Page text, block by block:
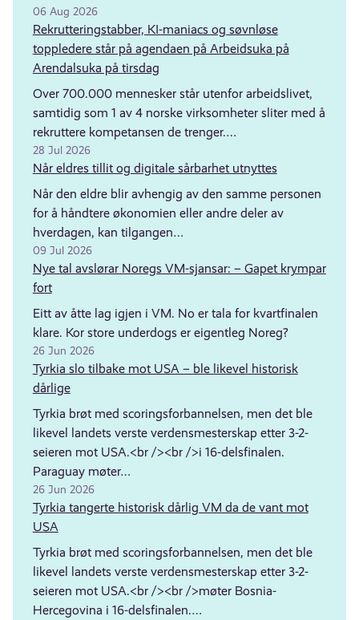
06 Aug 2026
Rekrutteringstabber, KI-maniacs og søvnløse
toppledere står på agendaen på Arbeidsuka på
Arendalsuka på tirsdag
Over 700.000 mennesker står utenfor arbeidslivet,
samtidig som 1 av 4 norske virksomheter sliter med å
rekruttere kompetansen de trenger.…
28 Jul 2026
Når eldres tillit og digitale sårbarhet utnyttes
Når den eldre blir avhengig av den samme personen
for å håndtere økonomien eller andre deler av
hverdagen, kan tilgangen…
09 Jul 2026
Nye tal avslørar Noregs VM-sjansar: – Gapet krympar
fort
Eitt av åtte lag igjen i VM. No er tala for kvartfinalen
klare. Kor store underdogs er eigentleg Noreg?
26 Jun 2026
Tyrkia slo tilbake mot USA – ble likevel historisk
dårlige
Tyrkia brøt med scoringsforbannelsen, men det ble
likevel landets verste verdensmesterskap etter 3-2-
seieren mot USA.<br /><br />i 16-delsfinalen.
Paraguay møter…
26 Jun 2026
Tyrkia tangerte historisk dårlig VM da de vant mot
USA
Tyrkia brøt med scoringsforbannelsen, men det ble
likevel landets verste verdensmesterskap etter 3-2-
seieren mot USA.<br /><br />møter Bosnia-
Hercegovina i 16-delsfinalen.…